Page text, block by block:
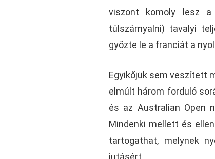
viszont komoly lesz
túlszárnyalni) tavalyi
győzte le a franciát a
Egyikőjük sem veszített
elmúlt három forduló
és az Australian Open
Mindenki mellett és
tartogathat, melynek
jutásért.